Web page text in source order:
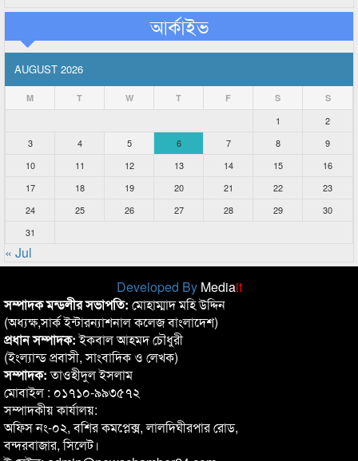
আর্কাইভ
AUGUST 2026
M T W T F S S
1
2
3
4 5 6 7 8
9
10
11 12 13 14 15
16
17
18 19 20 21 22
23
24
25 26 27 28 29
30
31
« Jul
Developed By Mediait
সম্পাদক মন্ডলীর সভাপতি: মোহাম্মাদ মহি উদ্দিন
(অধ্যক্ষ,সার্ক ইন্টারন্যাশনাল কলেজ বাংলাদেশ)
প্রধান সম্পাদক:ইকবাল আহমদ চৌধুরী
(ইংল্যান্ড প্রবাসী, সাংবাদিক ও লেখক)
সম্পাদক:তাওহীদুল ইসলাম
মোবাইল : ০১৭১০-৯৯৩৫৭২
সম্পাদকীয় কার্যালয়:
অফিস নং-০২, বশির কমপ্লেক্স, লালদিঘীরপার রোড,
বন্দরবাজার, সিলেট।